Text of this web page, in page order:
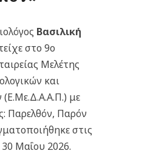
Βασιλική
στο 9ο
Μελέτης
και
(Ε.Με.Δ.Α.Α.Π.) με
Παρελθόν, Παρόν
στις
Μαΐου 2026.